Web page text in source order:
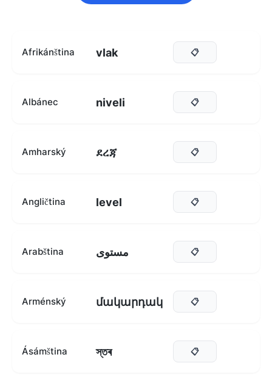
Afrikánština vlak 📋
Albánec niveli 📋
Amharský ደረጃ 📋
Angličtina level 📋
Arabština مستوى 📋
Arménský մակարդակ 📋
Ásámština স্তৰ 📋